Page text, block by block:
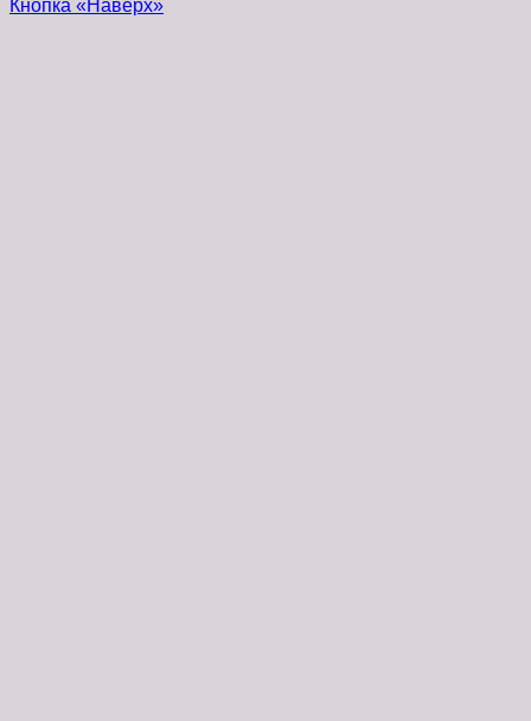
Кнопка «Наверх»